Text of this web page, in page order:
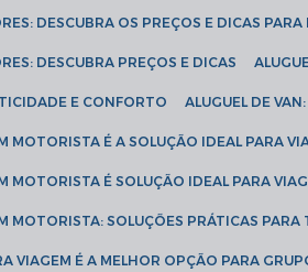
DESCUBRA OS PREÇOS E DICAS
DESCUBRA PREÇOS E DICAS
E CONFORTO ALUGUEL DE
MOTORISTA É A SOLUÇÃO IDEAL PARA
MOTORISTA É SOLUÇÃO IDEAL PARA
MOTORISTA: SOLUÇÕES PRÁTICAS
VIAGEM É A MELHOR OPÇÃO PARA